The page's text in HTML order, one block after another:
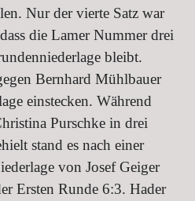
Nur der vierte Satz war
die Lamer Nummer drei
bleibt.
Bernhard Mühlbauer
einstecken. Während
Purschke in drei
stand es nach einer
von Josef Geiger
Ersten Runde 6:3. Hader